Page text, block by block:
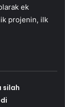
ek
projenin, ilk
silah